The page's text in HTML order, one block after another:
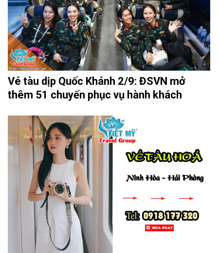
Vé tàu dịp Quốc Khánh 2/9: ĐSVN mở
thêm 51 chuyến phục vụ hành khách